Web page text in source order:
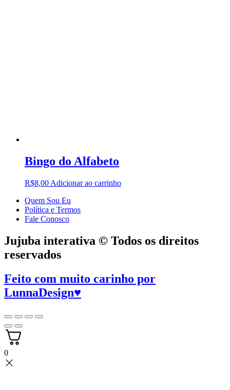
Bingo do Alfabeto
R$8,00 Adicionar ao carrinho
Quem Sou Eu
Política e Termos
Fale Conosco
Jujuba interativa © Todos os direitos
reservados
Feito com muito carinho por
LunnaDesign♥
0